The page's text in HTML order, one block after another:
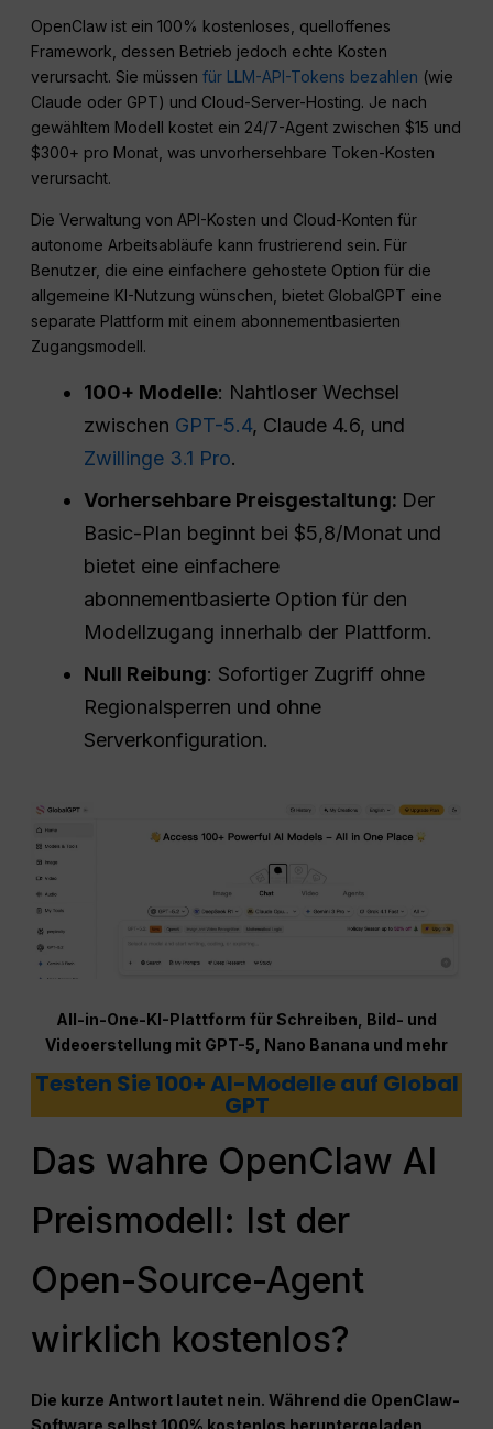
OpenClaw ist ein 100% kostenloses, quelloffenes
Framework, dessen Betrieb jedoch echte Kosten
verursacht. Sie müssenfür LLM-API-Tokens bezahlen (wie
Claude oder GPT) und Cloud-Server-Hosting. Je nach
gewähltem Modell kostet ein 24/7-Agent zwischen $15 und
$300+ pro Monat, was unvorhersehbare Token-Kosten
verursacht.
Die Verwaltung von API-Kosten und Cloud-Konten für
autonome Arbeitsabläufe kann frustrierend sein. Für
Benutzer, die eine einfachere gehostete Option für die
allgemeine KI-Nutzung wünschen, bietet GlobalGPT eine
separate Plattform mit einem abonnementbasierten
Zugangsmodell.
100+ Modelle: Nahtloser Wechsel
zwischen GPT-5.4, Claude 4.6, und
Zwillinge 3.1 Pro.
Vorhersehbare Preisgestaltung: Der
Basic-Plan beginnt bei $5,8/Monat und
bietet eine einfachere
abonnementbasierte Option für den
Modellzugang innerhalb der Plattform.
Null Reibung: Sofortiger Zugriff ohne
Regionalsperren und ohne
Serverkonfiguration.
All-in-One-KI-Plattform für Schreiben, Bild- und
Videoerstellung mit GPT-5, Nano Banana und mehr
Testen Sie 100+ AI-Modelle auf Global
GPT
Das wahre OpenClaw AI
Preismodell: Ist der
Open-Source-Agent
wirklich kostenlos?
Die kurze Antwort lautet nein. Während die OpenClaw-
Software selbst 100% kostenlos heruntergeladen